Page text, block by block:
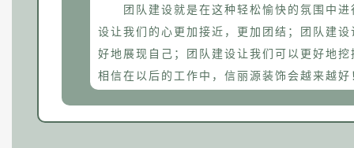
团队建设就是在这种轻松愉快的氛围中
设让我们的心更加接近，更加团结；团队建
好地展现自己；团队建设让我们可以更好地
相信在以后的工作中，信丽源装饰会越来越好